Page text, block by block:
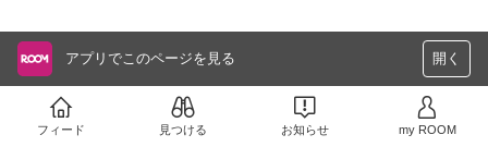
アプリでこのページを見る 開く
フィード 見つける お知らせ my ROOM